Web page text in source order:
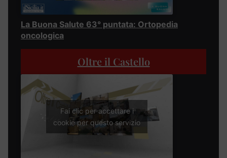
La Buona Salute 63° puntata: Ortopedia
oncologica
Oltre il Castello
Fai clic per accettare i
cookie per questo servizio